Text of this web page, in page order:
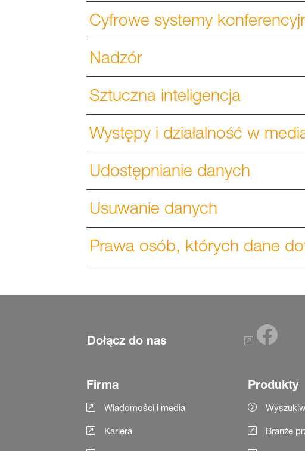
Cyfrowe systemy
Nadzór
Sztuczna inteligencja
Występy i działalność w
Udostępnianie danych
Usuwanie danych
Prawa osób, których dane
Dołącz do nas
Firma
Wiadomości i media
Kariera
Produkty
Branże